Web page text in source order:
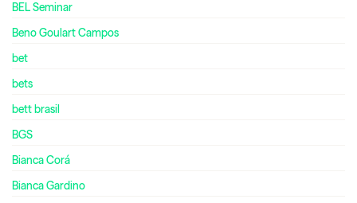
BEL Seminar
Beno Goulart Campos
bet
bets
bett brasil
BGS
Bianca Corá
Bianca Gardino